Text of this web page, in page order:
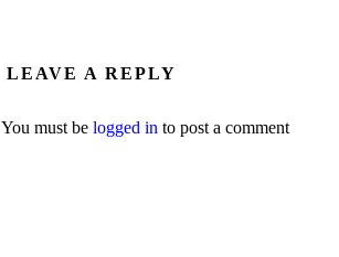
LEAVE A REPLY
You must be logged in to post a comment.